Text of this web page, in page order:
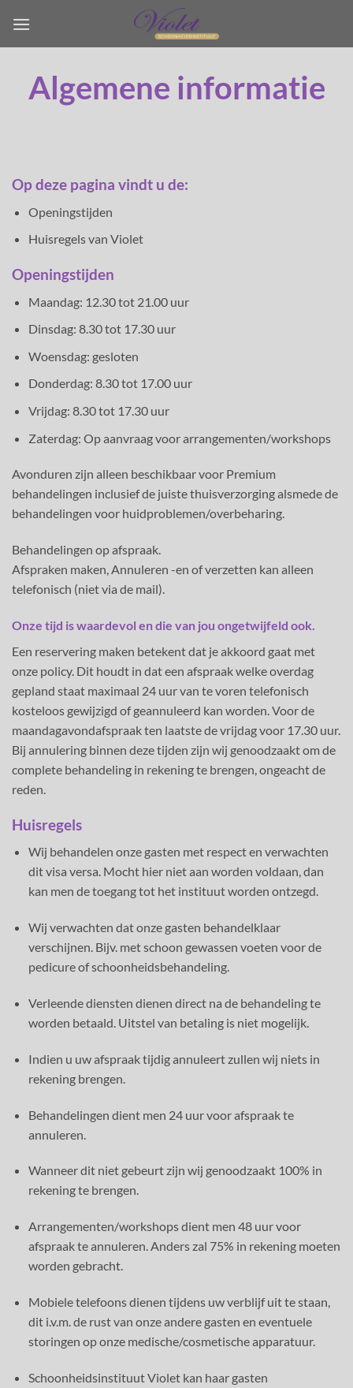
naar
inhoud
Algemene informatie
Op deze pagina vindt u de:
Openingstijden
Huisregels van Violet
Openingstijden
Maandag: 12.30 tot 21.00 uur
Dinsdag: 8.30 tot 17.30 uur
Woensdag: gesloten
Donderdag: 8.30 tot 17.00 uur
Vrijdag: 8.30 tot 17.30 uur
Zaterdag: Op aanvraag voor arrangementen/workshops
Avonduren zijn alleen beschikbaar voor Premium
behandelingen inclusief de juiste thuisverzorging alsmede de
behandelingen voor huidproblemen/overbeharing.
Behandelingen op afspraak.
Afspraken maken, Annuleren -en of verzetten kan alleen
telefonisch (niet via de mail).
Onze tijd is waardevol en die van jou ongetwijfeld ook.
Een reservering maken betekent dat je akkoord gaat met
onze policy. Dit houdt in dat een afspraak welke overdag
gepland staat maximaal 24 uur van te voren telefonisch
kosteloos gewijzigd of geannuleerd kan worden. Voor de
maandagavondafspraak ten laatste de vrijdag voor 17.30 uur.
Bij annulering binnen deze tijden zijn wij genoodzaakt om de
complete behandeling in rekening te brengen, ongeacht de
reden.
Huisregels
Wij behandelen onze gasten met respect en verwachten
dit visa versa. Mocht hier niet aan worden voldaan, dan
kan men de toegang tot het instituut worden ontzegd.
Wij verwachten dat onze gasten behandelklaar
verschijnen. Bijv. met schoon gewassen voeten voor de
pedicure of schoonheidsbehandeling.
Verleende diensten dienen direct na de behandeling te
worden betaald. Uitstel van betaling is niet mogelijk.
Indien u uw afspraak tijdig annuleert zullen wij niets in
rekening brengen.
Behandelingen dient men 24 uur voor afspraak te
annuleren.
Wanneer dit niet gebeurt zijn wij genoodzaakt 100% in
rekening te brengen.
Arrangementen/workshops dient men 48 uur voor
afspraak te annuleren. Anders zal 75% in rekening moeten
worden gebracht.
Mobiele telefoons dienen tijdens uw verblijf uit te staan,
dit i.v.m. de rust van onze andere gasten en eventuele
storingen op onze medische/cosmetische apparatuur.
Schoonheidsinstituut Violet kan haar gasten